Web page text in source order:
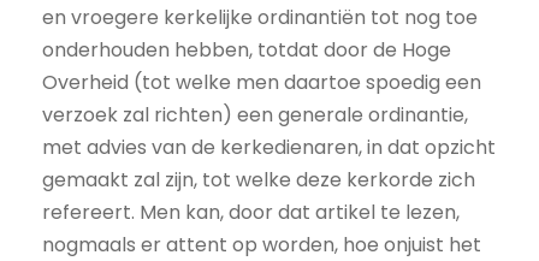
en vroegere kerkelijke ordinantiën tot nog toe
onderhouden hebben, totdat door de Hoge
Overheid (tot welke men daartoe spoedig een
verzoek zal richten) een generale ordinantie,
met advies van de kerkedienaren, in dat opzicht
gemaakt zal zijn, tot welke deze kerkorde zich
refereert. Men kan, door dat artikel te lezen,
nogmaals er attent op worden, hoe onjuist het